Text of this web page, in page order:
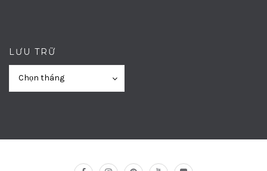
LƯU TRỮ
Chọn tháng